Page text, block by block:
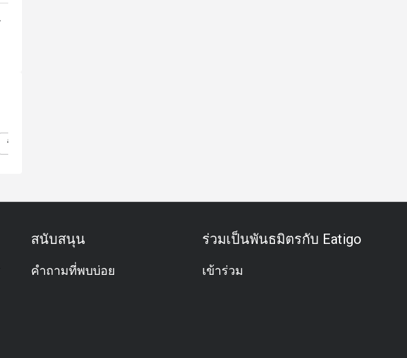
บิสโทร
สนับสนุน
คำถามที่พบบ่อย
ร่วมเป็นพันธมิตรกับ Eatigo
เข้าร่วม